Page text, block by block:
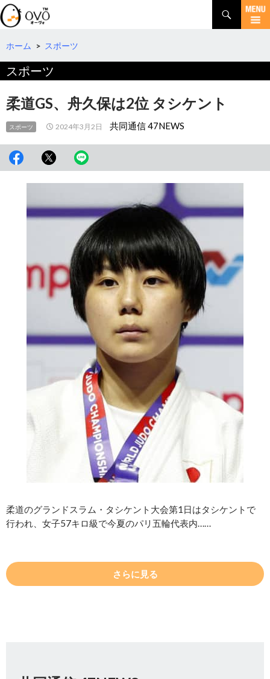
検
索
コ
テ
へ
動
ホーム > スポーツ
スポーツ
柔道GS、舟久保は2位 タシケント
スポーツ 2024年3月2日 共同通信 47NEWS
柔道のグランドスラム・タシケント大会第1日はタシケントで
行われ、女子57キロ級で今夏のパリ五輪代表内……
さらに見る